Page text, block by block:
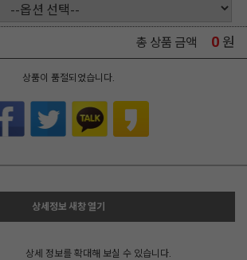
총 상품 금액 0 원
상품이 품절되었습니다.
상세정보 새창 열기
상세 정보를 확대해 보실 수 있습니다.